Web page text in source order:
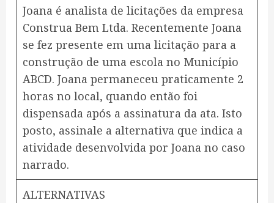
Joana é analista de licitações da empresa
Construa Bem Ltda. Recentemente Joana
se fez presente em uma licitação para a
construção de uma escola no Município
ABCD. Joana permaneceu praticamente 2
horas no local, quando então foi
dispensada após a assinatura da ata. Isto
posto, assinale a alternativa que indica a
atividade desenvolvida por Joana no caso
narrado.
ALTERNATIVAS